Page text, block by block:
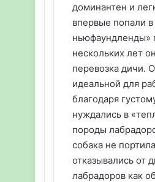
доминантен и
впервые попали
ньюфаундленды»
нескольких лет
перевозка дичи.
идеальной для
благодаря
нуждались в
породы
собака не
отказывались от
лабрадоров как